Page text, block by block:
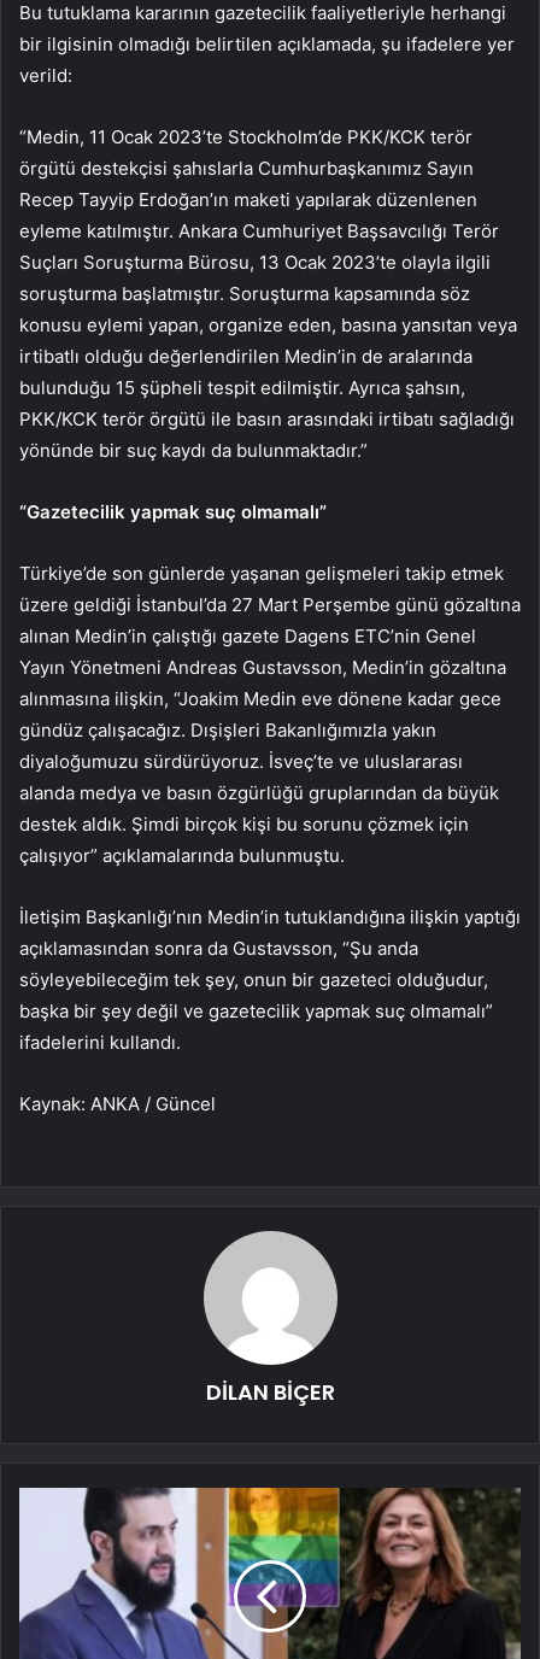
Bu tutuklama kararının gazetecilik faaliyetleriyle herhangi
bir ilgisinin olmadığı belirtilen açıklamada, şu ifadelere yer
verild:
“Medin, 11 Ocak 2023’te Stockholm’de PKK/KCK terör
örgütü destekçisi şahıslarla Cumhurbaşkanımız Sayın
Recep Tayyip Erdoğan’ın maketi yapılarak düzenlenen
eyleme katılmıştır. Ankara Cumhuriyet Başsavcılığı Terör
Suçları Soruşturma Bürosu, 13 Ocak 2023’te olayla ilgili
soruşturma başlatmıştır. Soruşturma kapsamında söz
konusu eylemi yapan, organize eden, basına yansıtan veya
irtibatlı olduğu değerlendirilen Medin’in de aralarında
bulunduğu 15 şüpheli tespit edilmiştir. Ayrıca şahsın,
PKK/KCK terör örgütü ile basın arasındaki irtibatı sağladığı
yönünde bir suç kaydı da bulunmaktadır.”
“Gazetecilik yapmak suç olmamalı”
Türkiye’de son günlerde yaşanan gelişmeleri takip etmek
üzere geldiği İstanbul’da 27 Mart Perşembe günü gözaltına
alınan Medin’in çalıştığı gazete Dagens ETC’nin Genel
Yayın Yönetmeni Andreas Gustavsson, Medin’in gözaltına
alınmasına ilişkin, “Joakim Medin eve dönene kadar gece
gündüz çalışacağız. Dışişleri Bakanlığımızla yakın
diyaloğumuzu sürdürüyoruz. İsveç’te ve uluslararası
alanda medya ve basın özgürlüğü gruplarından da büyük
destek aldık. Şimdi birçok kişi bu sorunu çözmek için
çalışıyor” açıklamalarında bulunmuştu.
İletişim Başkanlığı’nın Medin’in tutuklandığına ilişkin yaptığı
açıklamasından sonra da Gustavsson, “Şu anda
söyleyebileceğim tek şey, onun bir gazeteci olduğudur,
başka bir şey değil ve gazetecilik yapmak suç olmamalı”
ifadelerini kullandı.
Kaynak: ANKA / Güncel
DİLAN BİÇER